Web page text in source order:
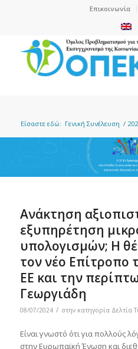
Επικοινωνία
Είσαστε εδώ: Γενική Συνέλευση /
Ανάκτηση
εξυπηρέτηση
υπολογισμών; Η
τον νέο Επίτροπο
ΕΕ και την
Γεωργιάδη
08/07/2024 / στην κατηγορία Δελτία
Είναι γνωστό ότι για πολλούς
στην Ευρωπαϊκή Ένωση και